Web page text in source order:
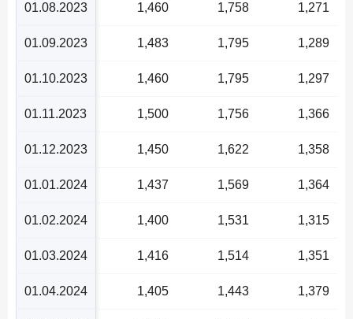
01.08.2023 1,460 1,758 1,271
01.09.2023 1,483 1,795 1,289
01.10.2023 1,460 1,795 1,297
01.11.2023 1,500 1,756 1,366
01.12.2023 1,450 1,622 1,358
01.01.2024 1,437 1,569 1,364
01.02.2024 1,400 1,531 1,315
01.03.2024 1,416 1,514 1,351
01.04.2024 1,405 1,443 1,379